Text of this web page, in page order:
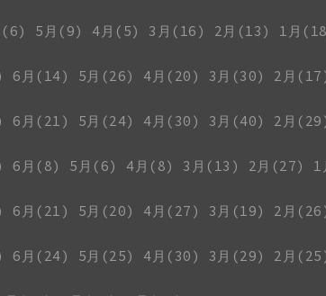
(6) 5月(9) 4月(5) 3月(16) 2月(13)
1月
6月(14) 5月(26) 4月(20) 3月(30) 2月
6月(21) 5月(24) 4月(30) 3月(40) 2月
6月(8) 5月(6) 4月(8) 3月(13) 2月(27)
1
6月(21) 5月(20) 4月(27) 3月(19) 2月
6月(24) 5月(25) 4月(30) 3月(29) 2月